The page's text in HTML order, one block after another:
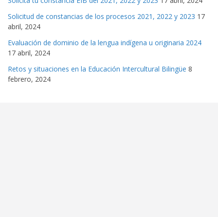
Solicitud de constancias de los procesos 2021, 2022 y 2023 17
abril, 2024
Evaluación de dominio de la lengua indígena u originaria 2024
17 abril, 2024
Retos y situaciones en la Educación Intercultural Bilingüe 8
febrero, 2024